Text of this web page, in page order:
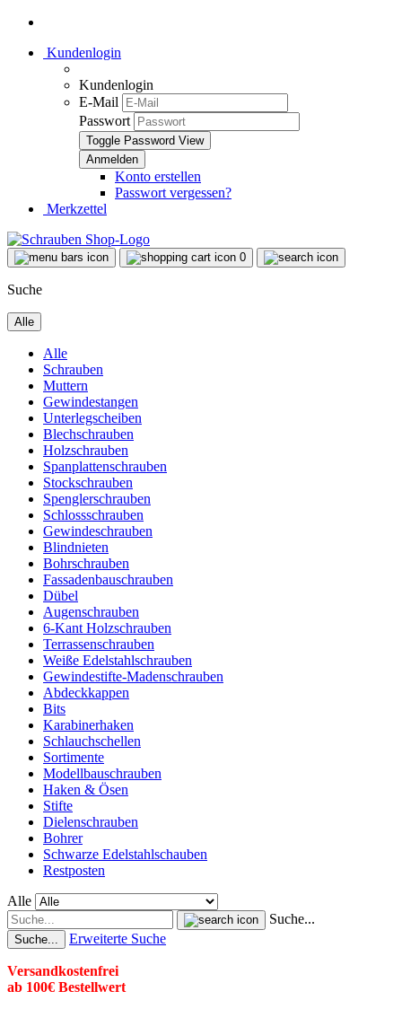
Kundenlogin
Kundenlogin
E-Mail
Passwort
Toggle Password View
Konto erstellen
Passwort vergessen?
Merkzettel
0
Suche
Alle
Alle
Schrauben
Muttern
Gewindestangen
Unterlegscheiben
Blechschrauben
Holzschrauben
Spanplattenschrauben
Stockschrauben
Spenglerschrauben
Schlossschrauben
Gewindeschrauben
Blindnieten
Bohrschrauben
Fassadenbauschrauben
Dübel
Augenschrauben
6-Kant Holzschrauben
Terrassenschrauben
Weiße Edelstahlschrauben
Gewindestifte-Madenschrauben
Abdeckkappen
Bits
Karabinerhaken
Schlauchschellen
Sortimente
Modellbauschrauben
Haken & Ösen
Stifte
Dielenschrauben
Bohrer
Schwarze Edelstahlschauben
Restposten
Alle
Suche...
Suche... Erweiterte Suche
Versandkostenfrei
ab 100€ Bestellwert